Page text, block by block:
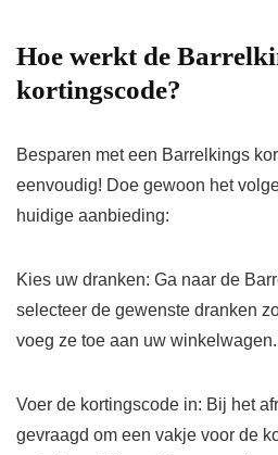
Hoe werkt de
kortingscode?
Besparen met een Barrelkings
eenvoudig! Doe gewoon het
huidige aanbieding:
Kies uw dranken: Ga naar de
selecteer de gewenste dranken
voeg ze toe aan uw winkelwagen.
Voer de kortingscode in: Bij het
gevraagd om een ​​vakje voor de